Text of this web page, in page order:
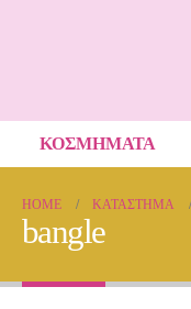
ΚΟΣΜΗΜΑΤΑ
HOME ΚΑΤΆΣΤΗΜΑ
bangle